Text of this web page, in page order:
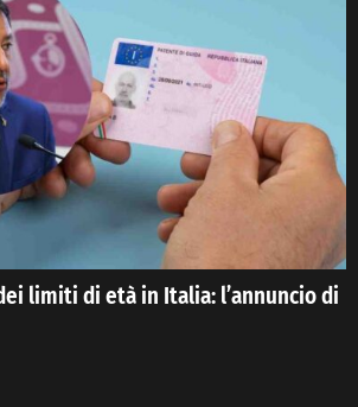
limiti di età in Italia: l’annuncio di